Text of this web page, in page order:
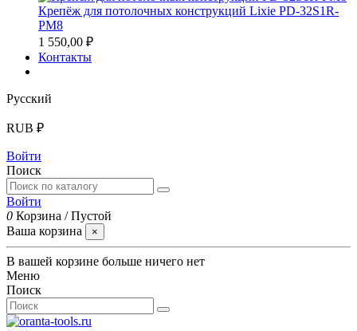
Крепёж для потолочных конструкций Lixie PD-32S1R-
PM8
1 550,00 ₽
Контакты
Русский
RUB ₽
Войти
Поиск
Войти
0 Корзина /Пустой
Ваша корзина
×
В вашей корзине больше ничего нет
Меню
Поиск